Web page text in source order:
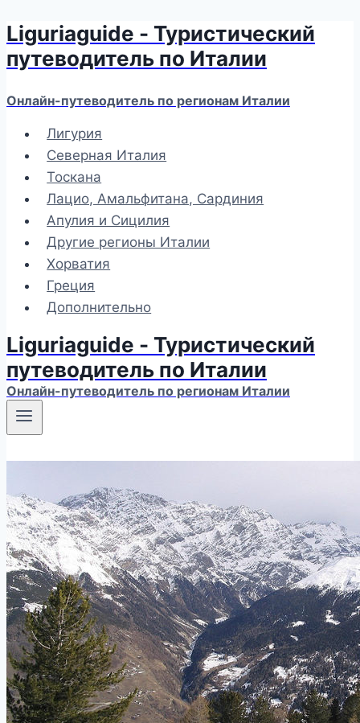
Перейти
к
содержимому
Liguriaguide - Туристический
путеводитель по Италии
Онлайн-путеводитель по регионам Италии
Лигурия
Северная Италия
Тоскана
Лацио, Амальфитана, Сардиния
Апулия и Сицилия
Другие регионы Италии
Хорватия
Греция
Дополнительно
Liguriaguide - Туристический
путеводитель по Италии
Онлайн-путеводитель по регионам Италии